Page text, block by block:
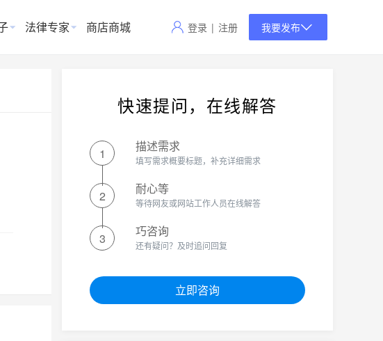
法律专家 商店商城 登录 | 注册 我要发布
快速提问，在线解答
1 描述需求
填写需求概要标题，补充详细需求
2 耐心等
等待网友或网站工作人员在线解答
3 巧咨询
还有疑问？及时追问回复
立即咨询